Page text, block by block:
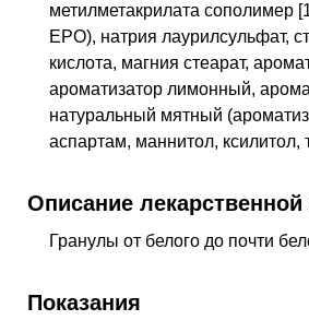
метилметакрилата сополимер
ЕРО), натрия лаурилсульфат,
кислота, магния стеарат,
ароматизатор лимонный,
натуральный мятный
аспартам, маннитол, ксилитол,
Описание
Гранулы от белого до почти
Показания